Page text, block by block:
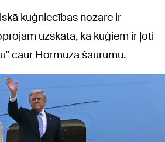
kuģniecības nozare ir
uzskata, ka kuģiem ir ļoti
caur Hormuza šaurumu.